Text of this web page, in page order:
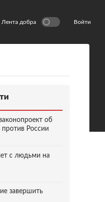
Лента добра Войти
об
России
с людьми на
завершить